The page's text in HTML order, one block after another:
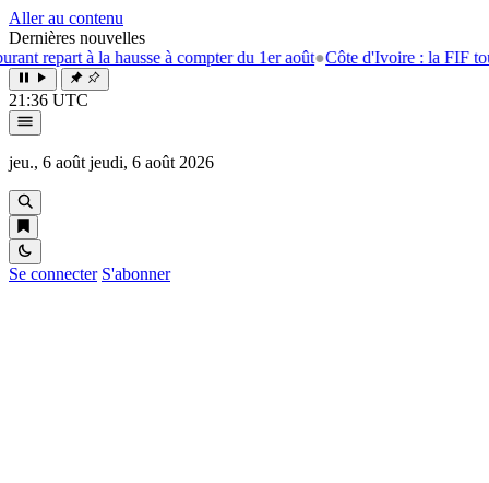
Aller au contenu
Dernières nouvelles
la hausse à compter du 1er août●Côte d'Ivoire : la FIF tourne la
21:36 UTC
jeu., 6 août jeudi, 6 août 2026
Se connecter S'abonner